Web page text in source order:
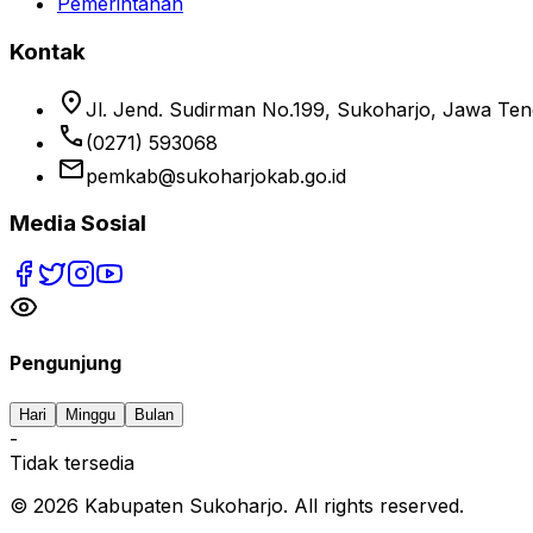
Kontak
location_on Jl. Jend. Sudirman No.199, Sukoharjo, Jawa
phone (0271) 593068
emailpemkab@sukoharjokab.go.id
Media Sosial
Pengunjung
Hari Minggu Bulan
-
Tidak tersedia
© 2026 Kabupaten Sukoharjo. All rights reserved.